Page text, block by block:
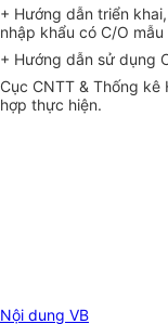
+ Hướng dẫn triển
nhập khẩu có C/O
+ Hướng dẫn sử dụng
Cục CNTT & Thống
hợp thực hiện.
Nội dung VB